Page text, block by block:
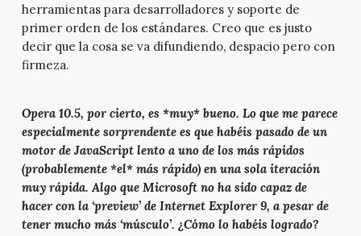
herramientas para desarrolladores y soporte de
primer orden de los estándares. Creo que es justo
decir que la cosa se va difundiendo, despacio pero con
firmeza.
Opera 10.5, por cierto, es *muy* bueno. Lo que me parece
especialmente sorprendente es que habéis pasado de un
motor de JavaScript lento a uno de los más rápidos
(probablemente *el* más rápido) en una sola iteración
muy rápida. Algo que Microsoft no ha sido capaz de
hacer con la ‘preview’ de Internet Explorer 9, a pesar de
tener mucho más ‘músculo’. ¿Cómo lo habéis logrado?